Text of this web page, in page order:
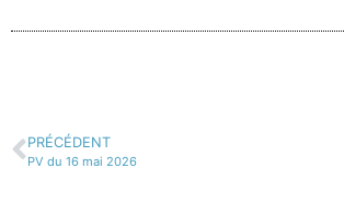
PRÉCÉDENT
PV du 16 mai 2026